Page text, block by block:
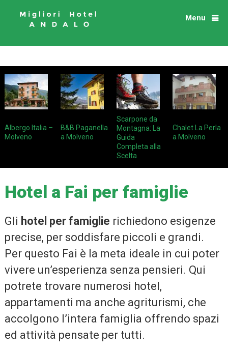
Menu
Albergo Italia –
Molveno
B&B Paganella
a Molveno
Scarpone da
Montagna: La
Guida
Completa alla
Scelta
Chalet La Perla
a Molveno
Hotel a Fai per famiglie
Gli hotel per famiglie richiedono esigenze
precise, per soddisfare piccoli e grandi.
Per questo Fai è la meta ideale in cui poter
vivere un’esperienza senza pensieri. Qui
potrete trovare numerosi hotel,
appartamenti ma anche agriturismi, che
accolgono l’intera famiglia offrendo spazi
ed attività pensate per tutti.